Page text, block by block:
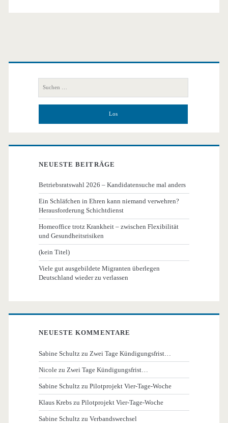
Primäre
Seitenleiste
nach:
NEUESTE BEITRÄGE
Betriebsratswahl 2026 – Kandidatensuche mal anders
Ein Schläfchen in Ehren kann niemand verwehren?
Herausforderung Schichtdienst
Homeoffice trotz Krankheit – zwischen Flexibilität
und Gesundheitsrisiken
(kein Titel)
Viele gut ausgebildete Migranten überlegen
Deutschland wieder zu verlassen
NEUESTE KOMMENTARE
Sabine Schultz zu Zwei Tage Kündigungsfrist…
Nicole zu Zwei Tage Kündigungsfrist…
Sabine Schultz zuPilotprojekt Vier-Tage-Woche
Klaus Krebs zuPilotprojekt Vier-Tage-Woche
Sabine Schultz zuVerbandswechsel